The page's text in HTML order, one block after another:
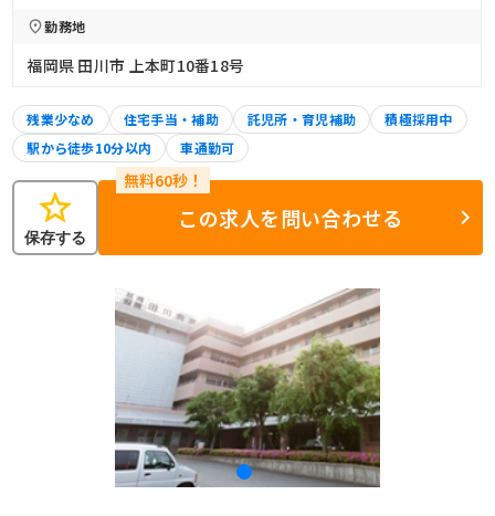
勤務地
福岡県 田川市 上本町10番18号
残業少なめ 住宅手当・補助 託児所・育児補助
積極採用中
駅から徒歩10分以内
車通勤可
star
保存する
この求人を問い合わせる